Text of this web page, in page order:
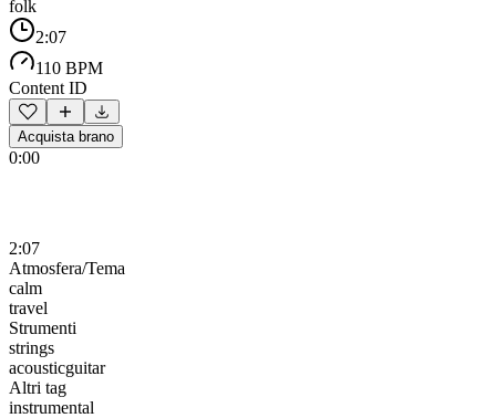
folk
2:07
110 BPM
Content ID
Acquista brano
0:00
2:07
Atmosfera/Tema
calm
travel
Strumenti
strings
acousticguitar
Altri tag
instrumental